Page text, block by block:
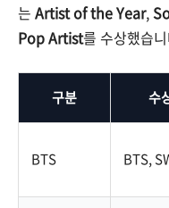
는 Artist of the Year,
Pop Artist를 수상했습
구분 수
BTS BTS,